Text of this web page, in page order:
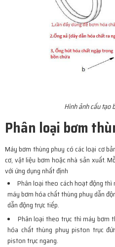
Hình ảnh cấu tạo
Phân loại bơm
Máy bơm thùng phuy có các loại cơ
cơ, vật liệu bơm hoặc nhà sản xuất.
với ứng dụng nhất định
Phân loại theo cách hoạt động
máy bơm hóa chất thùng phuy dẫn
dẫn động trực tiếp.
Phân loại theo trục thì máy bơm
hóa chất thùng phuy piston trục
piston trục ngang.